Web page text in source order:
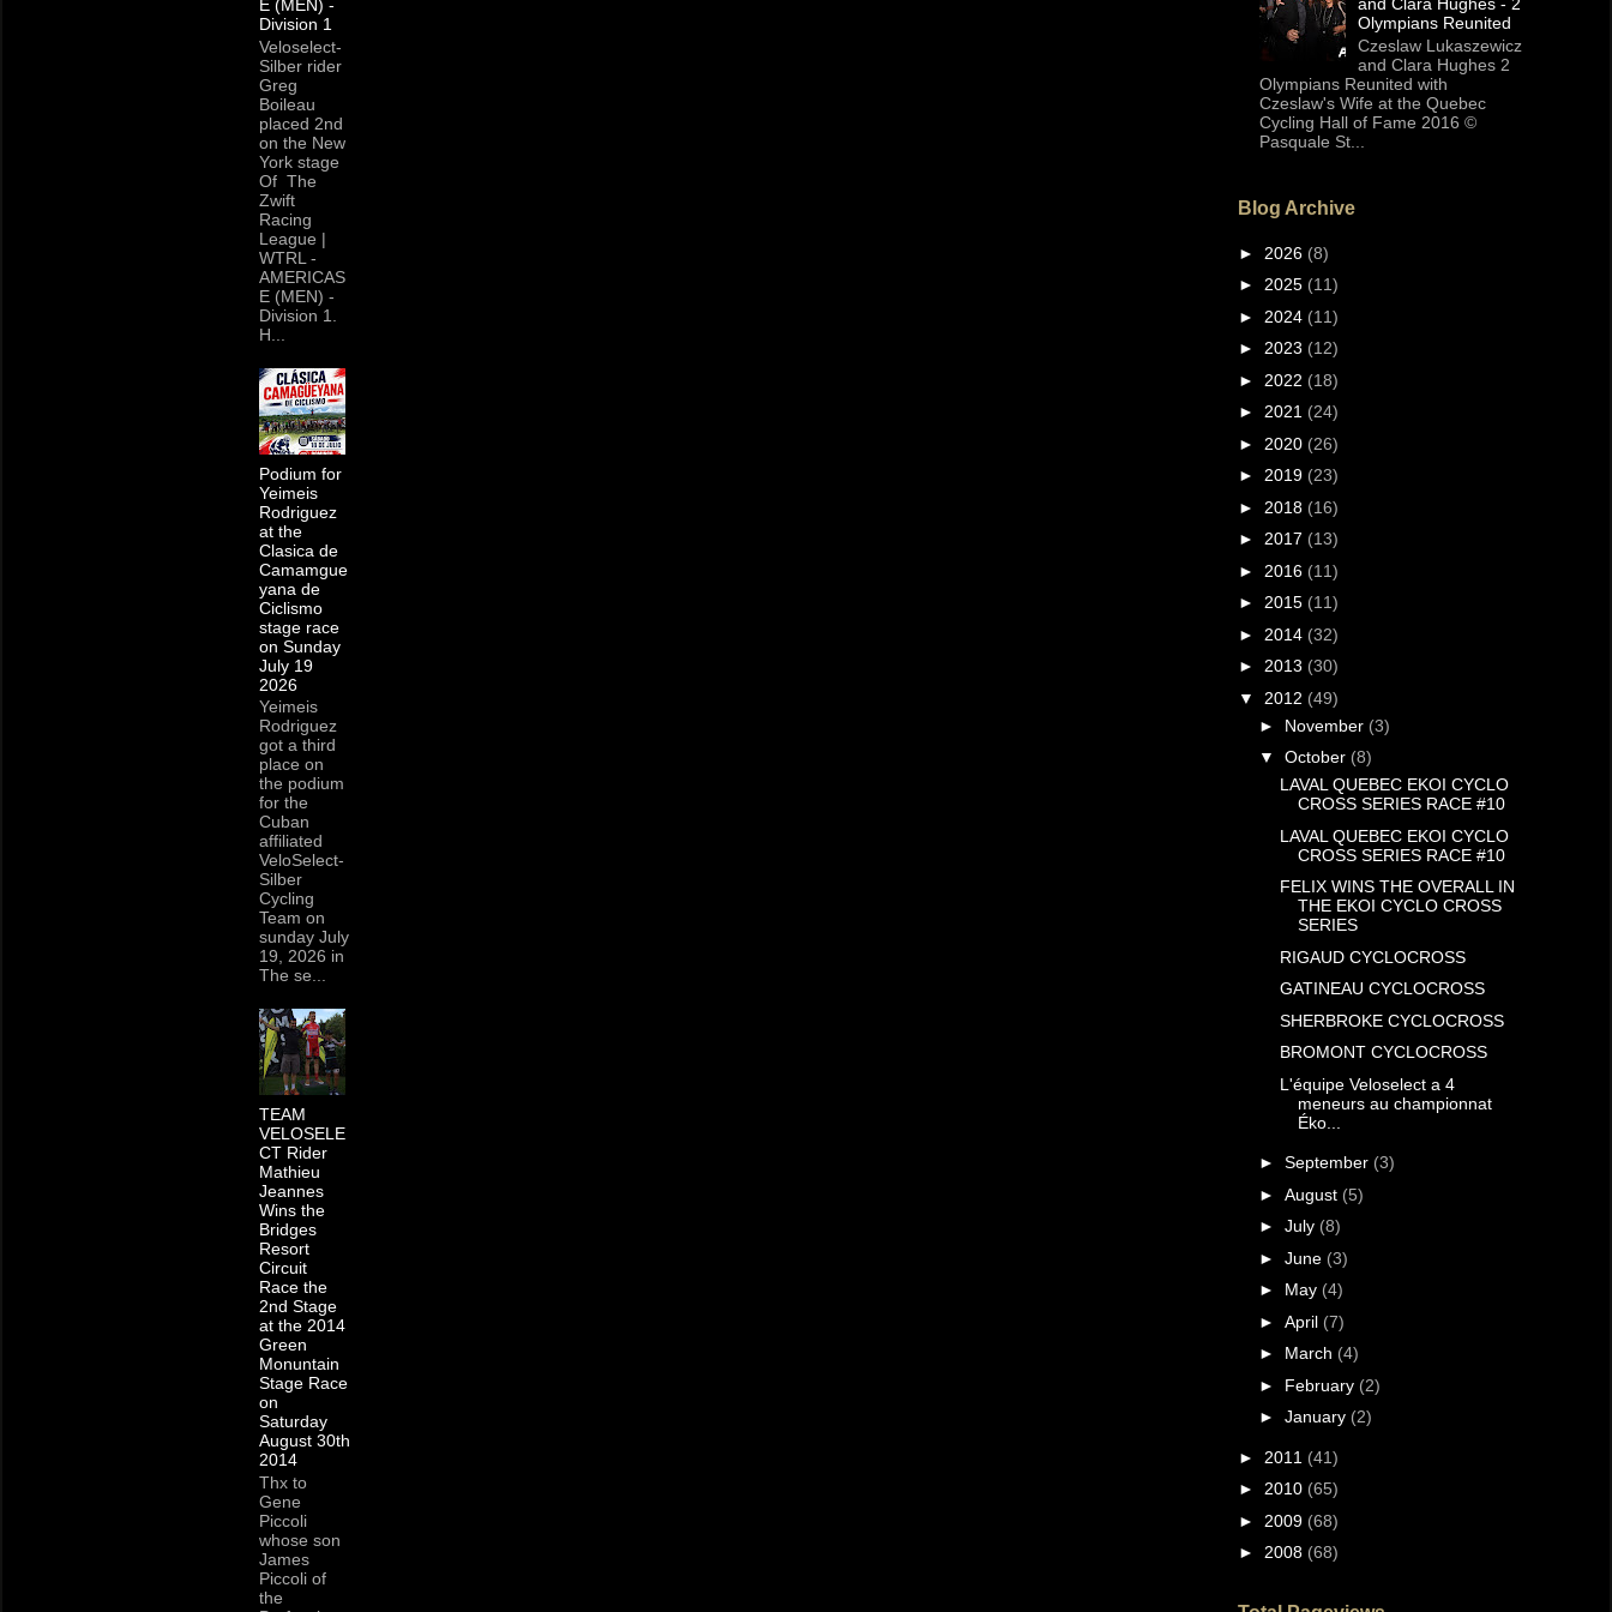
E (MEN) -
Division 1
Veloselect-
Silber rider
Greg
Boileau
placed 2nd
on the New
York stage
Of The
Zwift
Racing
League |
WTRL -
AMERICAS
E (MEN) -
Division 1.
H...
Podium for
Yeimeis
Rodriguez
at the
Clasica de
Camamgue
yana de
Ciclismo
stage race
on Sunday
July 19
2026
Yeimeis
Rodriguez
got a third
place on
the podium
for the
Cuban
affiliated
VeloSelect-
Silber
Cycling
Team on
sunday July
19, 2026 in
The se...
TEAM
VELOSELE
CT Rider
Mathieu
Jeannes
Wins the
Bridges
Resort
Circuit
Race the
2nd Stage
at the 2014
Green
Monuntain
Stage Race
on
Saturday
August 30th
2014
Thx to
Gene
Piccoli
whose son
James
Piccoli of
the
Olympians Reunited
Czeslaw Lukaszewicz
and Clara Hughes 2
Olympians Reunited with
Czeslaw's Wife at the Quebec
Cycling Hall of Fame 2016 ©
Pasquale St...
Blog Archive
► 2026 (8)
► 2025 (11)
► 2024 (11)
► 2023 (12)
► 2022 (18)
► 2021 (24)
► 2020 (26)
► 2019 (23)
► 2018 (16)
► 2017 (13)
► 2016 (11)
► 2015 (11)
► 2014 (32)
► 2013 (30)
▼ 2012 (49)
► November (3)
▼ October (8)
LAVAL QUEBEC EKOI CYCLO
CROSS SERIES RACE #10
LAVAL QUEBEC EKOI CYCLO
CROSS SERIES RACE #10
FELIX WINS THE OVERALL IN
THE EKOI CYCLO CROSS
SERIES
RIGAUD CYCLOCROSS
GATINEAU CYCLOCROSS
SHERBROKE CYCLOCROSS
BROMONT CYCLOCROSS
L'équipe Veloselect a 4
meneurs au championnat
Éko...
► September (3)
► August (5)
► July (8)
► June (3)
► May (4)
► April (7)
► March (4)
► February (2)
► January (2)
► 2011 (41)
► 2010 (65)
► 2009 (68)
► 2008 (68)